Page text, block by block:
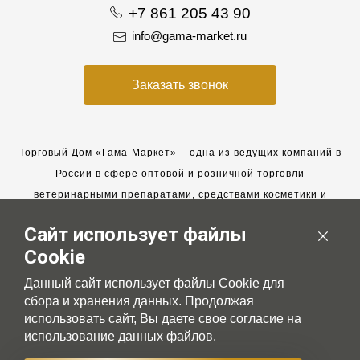
+7 861 205 43 90
info@gama-market.ru
Заказать звонок
Торговый Дом «Гама-Маркет» – одна из ведущих компаний в
России в сфере оптовой и розничной торговли
ветеринарными препаратами, средствами косметики и
Мы работаем с 2005 года. Мы приглашаем к сотрудничеству
новых клиентов и всегда рассчитываем на взаимовыгодные,
долгосрочные партнерские отношения.
Сайт использует файлы
Cookie
Данный сайт использует файлы Cookie для
сбора и хранения данных. Продолжая
использовать сайт, Вы даете свое согласие на
использование данных файлов.